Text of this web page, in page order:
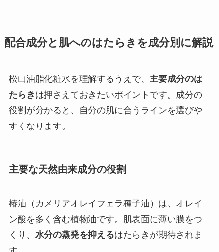
配合成分と肌へのはたらきを成分別に解説
松山油脂化粧水を理解するうえで、 主要成分のは
たらき は押さえておきたいポイントです。成分の
役割が分かると、自分の肌に合うラインを選びや
すくなります。
主要な天然由来成分の役割
椿油（カメリアオレイフェラ種子油）は、オレイ
ン酸を多く含む植物油です。肌表面に薄い膜をつ
くり、 水分の蒸発を抑えるはたらきが期待されま